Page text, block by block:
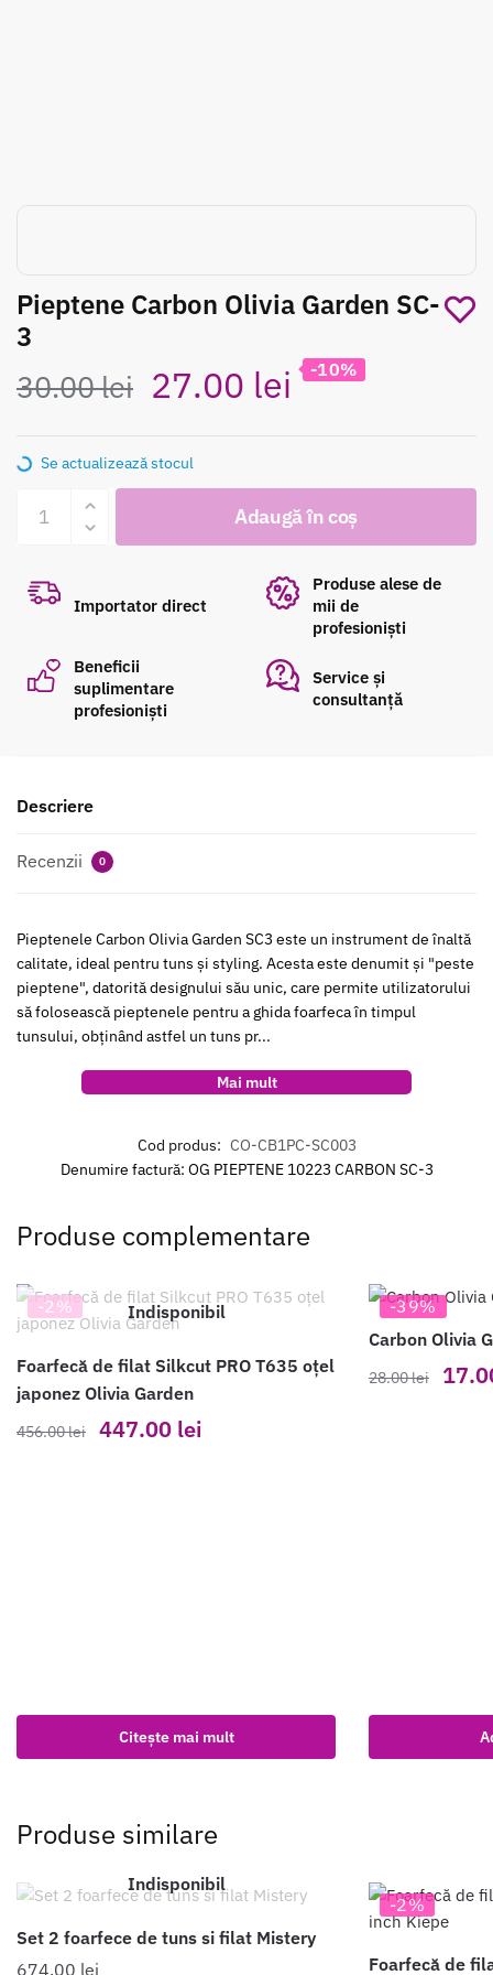
Pieptene Carbon Olivia Garden SC-
3
30.00lei Prețul
a
fost:
30.00 lei.
27.00 leiPrețul
este:
27.00 lei.
-10%
Se actualizează stocul
Pieptene
Olivia
Garden
Adaugă în coș
Importator direct
Produse alese de
mii de
profesioniști
Beneficii
suplimentare
profesioniști
Service și
consultanță
Descriere
Recenzii 0
Pieptenele Carbon Olivia Garden SC3 este un instrument de înaltă
calitate, ideal pentru tuns și styling. Acesta este denumit și "peste
pieptene", datorită designului său unic, care permite utilizatorului
să folosească pieptenele pentru a ghida foarfeca în timpul
tunsului, obținând astfel un tuns pr...
Mai mult
Cod produs: CO-CB1PC-SC003
Denumire factură: OG PIEPTENE 10223 CARBON SC-3
Produse complementare
-2% Indisponibil
Foarfecă de filat Silkcut PRO T635 oțel
japonez Olivia Garden
456.00lei
Prețul
447.00 lei
Citește mai mult
-39%
Carbon Olivia
28.00lei
Prețul
Produse similare
Indisponibil
Set 2 foarfece de tuns si filat Mistery
674.00 lei
-2%
Foarfecă de